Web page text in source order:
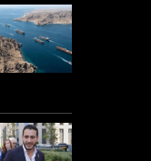
05 أغسطس